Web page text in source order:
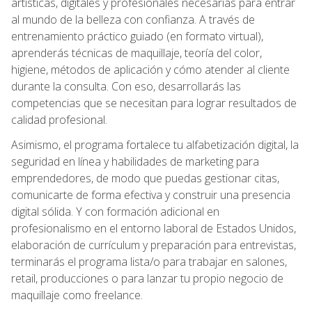
al mundo de la belleza con confianza. A través de
entrenamiento práctico guiado (en formato virtual),
aprenderás técnicas de maquillaje, teoría del color,
higiene, métodos de aplicación y cómo atender al cliente
durante la consulta. Con eso, desarrollarás las
competencias que se necesitan para lograr resultados de
calidad profesional.
Asimismo, el programa fortalece tu alfabetización digital, la
seguridad en línea y habilidades de marketing para
emprendedores, de modo que puedas gestionar citas,
comunicarte de forma efectiva y construir una presencia
digital sólida. Y con formación adicional en
profesionalismo en el entorno laboral de Estados Unidos,
elaboración de currículum y preparación para entrevistas,
terminarás el programa lista/o para trabajar en salones,
retail, producciones o para lanzar tu propio negocio de
maquillaje como freelance.